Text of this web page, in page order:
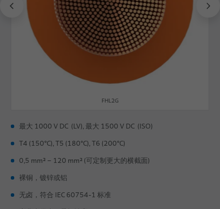
FHL2G
最大 1000 V DC (LV), 最大 1500 V DC (ISO)
T4 (150°C), T5 (180°C), T6 (200°C)
0,5 mm² – 120 mm² (可定制更大的横截面)
裸铜，镀锌或铝
无卤，符合 IEC 60754-1 标准